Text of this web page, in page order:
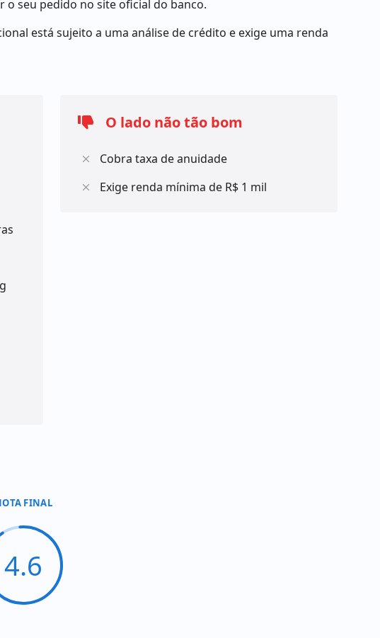
o seu pedido no site oficial do banco.
está sujeito a uma análise de crédito e exige uma renda
O lado não tão bom
Cobra taxa de anuidade
Exige renda mínima de R$ 1 mil
FINAL
4.6